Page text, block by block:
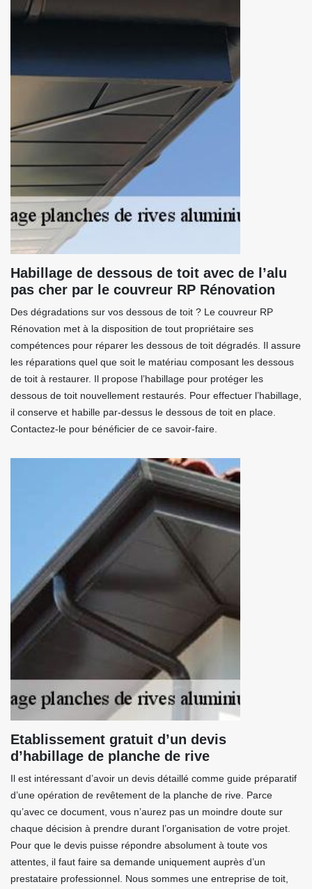
Habillage de dessous de toit avec de l’alu
pas cher par le couvreur RP Rénovation
Des dégradations sur vos dessous de toit ? Le couvreur RP
Rénovation met à la disposition de tout propriétaire ses
compétences pour réparer les dessous de toit dégradés. Il assure
les réparations quel que soit le matériau composant les dessous
de toit à restaurer. Il propose l’habillage pour protéger les
dessous de toit nouvellement restaurés. Pour effectuer l’habillage,
il conserve et habille par-dessus le dessous de toit en place.
Contactez-le pour bénéficier de ce savoir-faire.
Etablissement gratuit d’un devis
d’habillage de planche de rive
Il est intéressant d’avoir un devis détaillé comme guide préparatif
d’une opération de revêtement de la planche de rive. Parce
qu’avec ce document, vous n’aurez pas un moindre doute sur
chaque décision à prendre durant l’organisation de votre projet.
Pour que le devis puisse répondre absolument à toute vos
attentes, il faut faire sa demande uniquement auprès d’un
prestataire professionnel. Nous sommes une entreprise de toit,